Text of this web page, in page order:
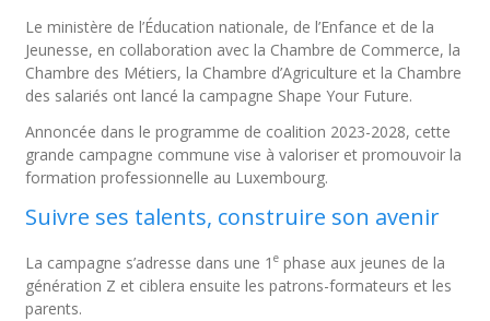
Le ministère de l’Éducation nationale, de l’Enfance et de la
Jeunesse, en collaboration avec la Chambre de Commerce, la
Chambre des Métiers, la Chambre d’Agriculture et la Chambre
des salariés ont lancé la campagne Shape Your Future.
Annoncée dans le programme de coalition 2023-2028, cette
grande campagne commune vise à valoriser et promouvoir la
formation professionnelle au Luxembourg.
Suivre ses talents, construire son avenir
La campagne s’adresse dans une 1e phase aux jeunes de la
génération Z et ciblera ensuite les patrons-formateurs et les
parents.